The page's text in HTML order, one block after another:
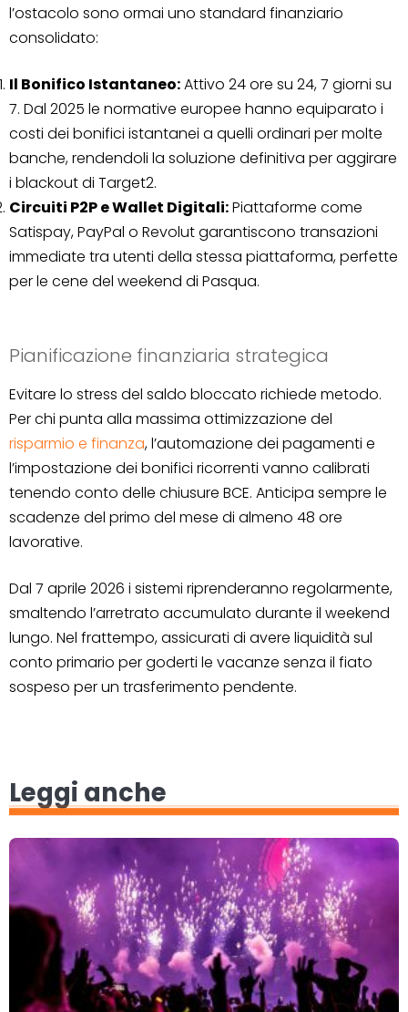
l’ostacolo sono ormai uno standard finanziario
consolidato:
Il Bonifico Istantaneo:Attivo 24 ore su 24, 7 giorni su
7. Dal 2025 le normative europee hanno equiparato i
costi dei bonifici istantanei a quelli ordinari per molte
banche, rendendoli la soluzione definitiva per aggirare
i blackout di Target2.
Circuiti P2P e Wallet Digitali:Piattaforme come
Satispay, PayPal o Revolut garantiscono transazioni
immediate tra utenti della stessa piattaforma, perfette
per le cene del weekend di Pasqua.
Pianificazione finanziaria strategica
Evitare lo stress del saldo bloccato richiede metodo.
Per chi punta alla massima ottimizzazione del
risparmio e finanza, l’automazione dei pagamenti e
l’impostazione dei bonifici ricorrenti vanno calibrati
tenendo conto delle chiusure BCE. Anticipa sempre le
scadenze del primo del mese di almeno 48 ore
lavorative.
Dal 7 aprile 2026 i sistemi riprenderanno regolarmente,
smaltendo l’arretrato accumulato durante il weekend
lungo. Nel frattempo, assicurati di avere liquidità sul
conto primario per goderti le vacanze senza il fiato
sospeso per un trasferimento pendente.
Leggi anche